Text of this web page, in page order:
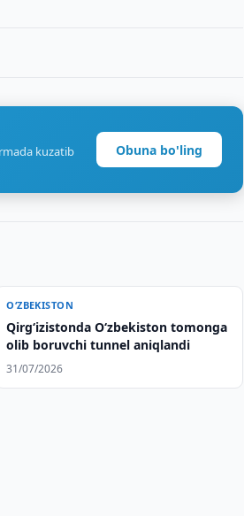
kuzatib
Obuna bo'ling
O‘ZBEKISTON
Qirg‘izistonda O‘zbekiston tomonga
olib boruvchi tunnel aniqlandi
31/07/2026